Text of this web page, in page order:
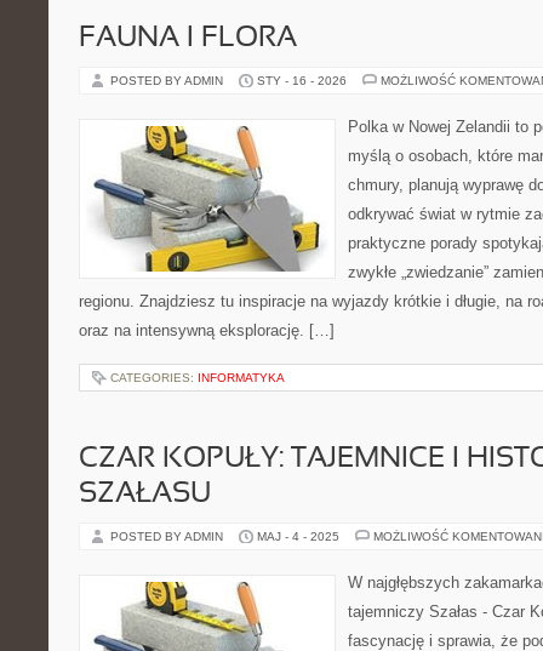
FAUNA I FLORA
POSTED BY ADMIN STY - 16 - 2026 MOŻLIWOŚĆ
Polka w Nowej Zelandii to
myślą o osobach, które
chmury, planują wyprawę
odkrywać świat w rytmie
praktyczne porady
zwykłe „zwiedzanie”
regionu. Znajdziesz tu inspiracje na wyjazdy krótkie i długie, na
oraz na intensywną eksplorację. […]
CATEGORIES: INFORMATYKA
CZAR KOPUŁY: TAJEMNICE I
SZAŁASU
POSTED BY ADMIN MAJ - 4 - 2025 MOŻLIWOŚĆ
W najgłębszych
tajemniczy Szałas - Czar
fascynację i sprawia, że